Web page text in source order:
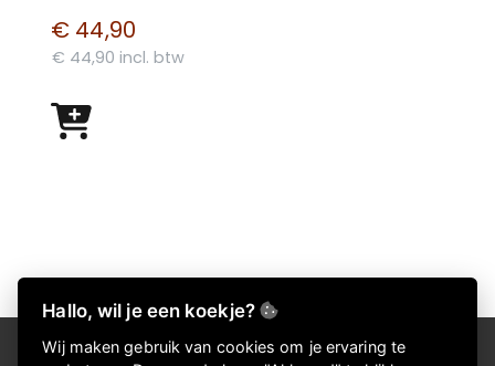
€ 44,90
€ 44,90 incl. btw
Hallo, wil je een koekje?
Wij maken gebruik van cookies om je ervaring te